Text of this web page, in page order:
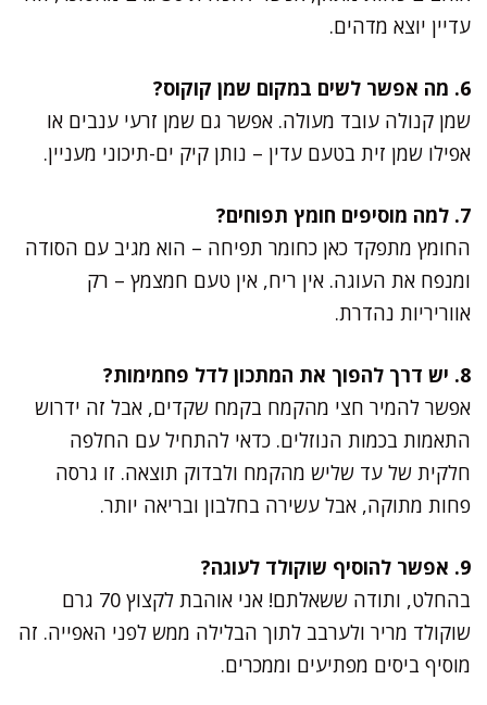
עדיין יוצא מדהים.
6. מה אפשר לשים במקום שמן קוקוס?
שמן קנולה עובד מעולה. אפשר גם שמן זרעי ענבים או
אפילו שמן זית בטעם עדין – נותן קיק ים-תיכוני מעניין.
7. למה מוסיפים חומץ תפוחים?
החומץ מתפקד כאן כחומר תפיחה – הוא מגיב עם הסודה
ומנפח את העוגה. אין ריח, אין טעם חמצמץ – רק
אווריריות נהדרת.
8. יש דרך להפוך את המתכון לדל פחמימות?
אפשר להמיר חצי מהקמח בקמח שקדים, אבל זה ידרוש
התאמות בכמות הנוזלים. כדאי להתחיל עם החלפה
חלקית של עד שליש מהקמח ולבדוק תוצאה. זו גרסה
פחות מתוקה, אבל עשירה בחלבון ובריאה יותר.
9. אפשר להוסיף שוקולד לעוגה?
בהחלט, ותודה ששאלתם! אני אוהבת לקצוץ 70 גרם
שוקולד מריר ולערבב לתוך הבלילה ממש לפני האפייה. זה
מוסיף ביסים מפתיעים וממכרים.